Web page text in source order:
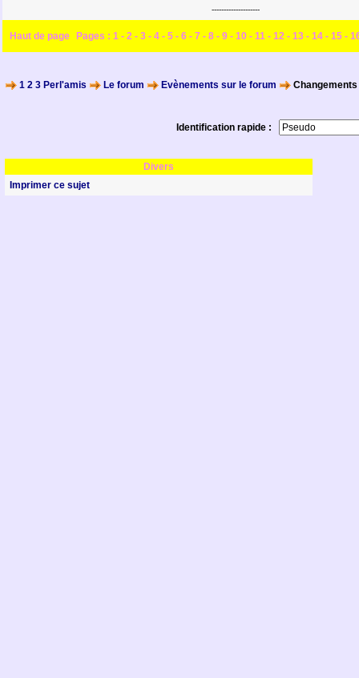
--------------------
Haut de page Pages : 1 - 2 - 3 - 4 - 5 - 6 - 7 - 8 - 9 - 10 - 11 - 12 - 13 - 14 - 15 -
1 2 3 Perl'amis Le forum Evènements sur le forum
Identification rapide :
Divers
Imprimer ce sujet